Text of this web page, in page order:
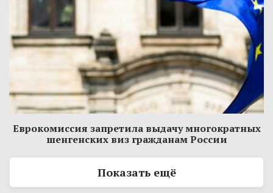
Еврокомиссия запретила выдачу многократных
шенгенских виз гражданам России
Показать ещё